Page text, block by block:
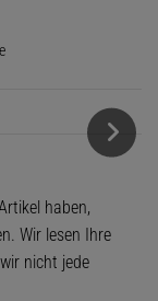
haben,
Wir lesen Ihre
nicht jede